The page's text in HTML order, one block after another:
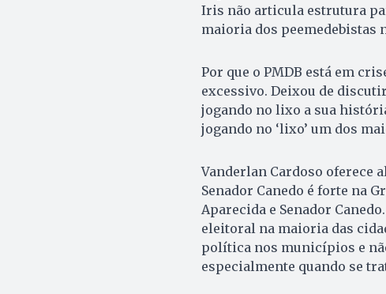
Iris não articula estrutura
maioria dos peemedebistas
Por que o PMDB está em
excessivo. Deixou de
jogando no lixo a sua
jogando no ‘lixo’ um dos
Vanderlan Cardoso oferece
Senador Canedo é forte na
Aparecida e Senador
eleitoral na maioria das
política nos municípios e
especialmente quando se